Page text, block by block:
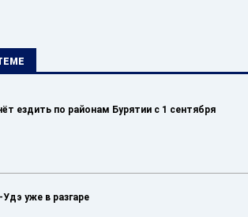
ездить по районам Бурятии с 1 сентября
уже в разгаре